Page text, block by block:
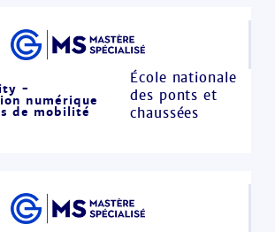
-
numérique
de mobilité
École nationale
des ponts et
chaussées